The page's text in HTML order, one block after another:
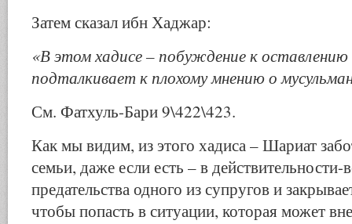
Затем сказал ибн Хаджар:
«В этом хадисе – побуждение к
подталкивает к плохому мнению о
См. Фатхуль-Бари 9\422\423.
Как мы видим, из этого хадиса – Шариат
семьи, даже если есть – в действительности-
предательства одного из супругов и
чтобы попасть в ситуации, которая может